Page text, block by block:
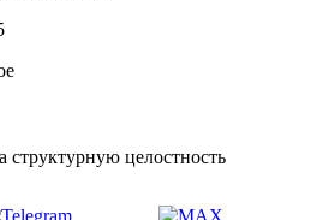
структурную целостность